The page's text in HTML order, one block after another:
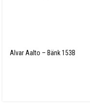
Alvar Aalto – Bänk 153B